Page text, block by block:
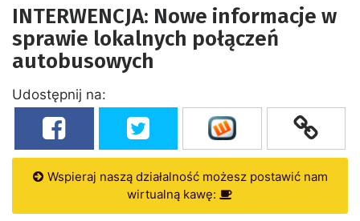
INTERWENCJA: Nowe informacje w
sprawie lokalnych połączeń
autobusowych
Udostępnij na:
Wspieraj naszą działalność możesz postawić nam
wirtualną kawę: